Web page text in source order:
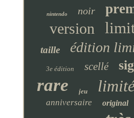
nintendo noir
version
taille édition
3e édition scellé
rare jeu
anniversaire original